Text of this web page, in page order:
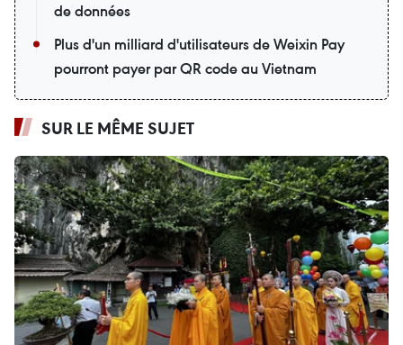
de données
Plus d'un milliard d'utilisateurs de Weixin Pay
pourront payer par QR code au Vietnam
SUR LE MÊME SUJET